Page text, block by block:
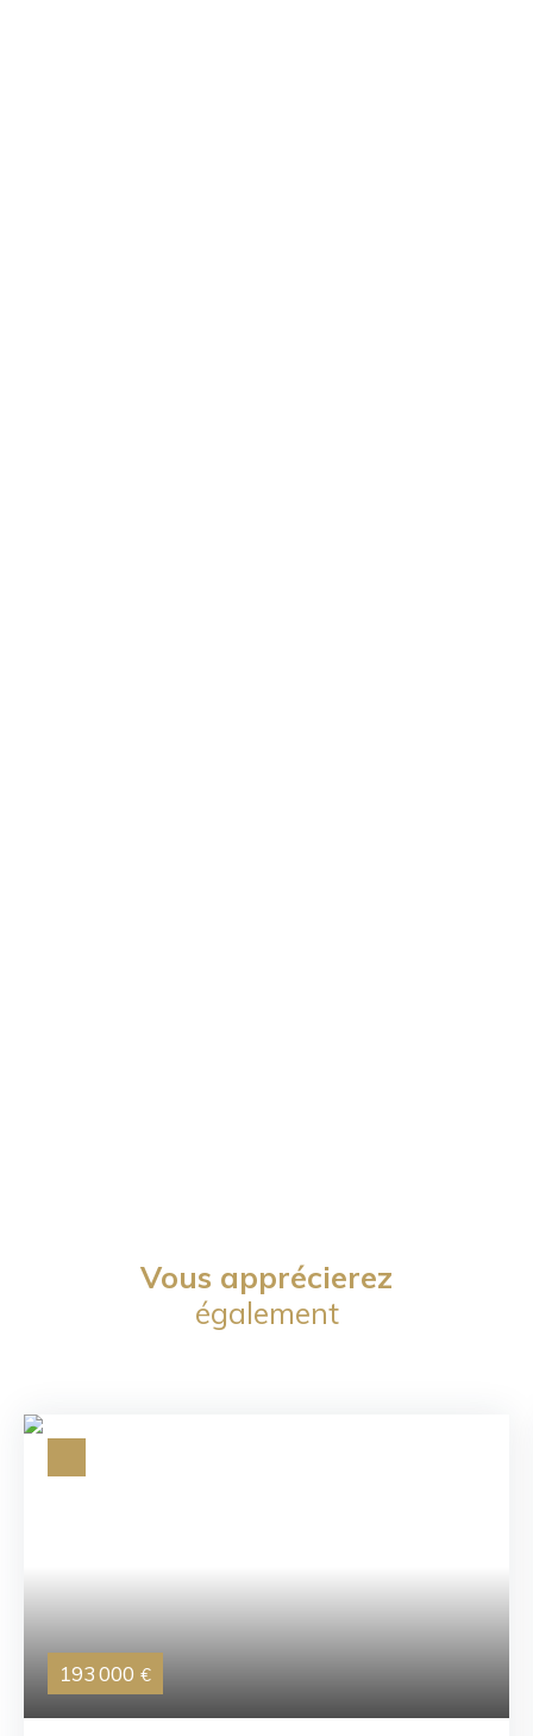
Vous apprécierez
également
193 000 €